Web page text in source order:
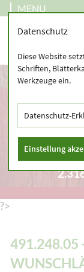
MENU
491.248.05 –
MM,
240 – 300
VENEER,
MADE, KILN-
?>
491.248.05
Datenschutz
Diese Website
Schriften,
Werkzeuge ein.
Datenschutz-
Einstellung